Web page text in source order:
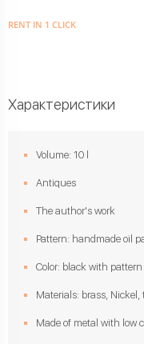
RENT IN 1 CLICK
Характеристики
Volume: 10 l
Antiques
The author's work
Pattern: handmade oil
Color: black with pattern
Materials: brass, Nickel,
Made of metal with low